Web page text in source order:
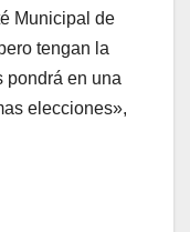
Municipal de
tengan la
pondrá en una
elecciones»,